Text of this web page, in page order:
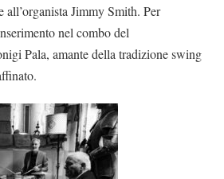
Jimmy Smith. Per
nel combo del
Pala, amante della tradizione swing